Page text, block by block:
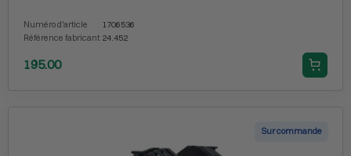
Numéro d'article
1706536
Référence fabricant 24.452
195.00
Sur commande